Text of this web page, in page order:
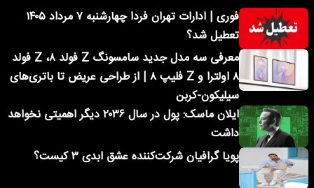
فوری | ادارات تهران فردا چهارشنبه ۷ مرداد ۱۴۰۵
تعطیل شد؟
معرفی سه مدل جدید سامسونگ Z فولد ۸، Z فولد
۸ اولترا و Z فلیپ ۸ | از طراحی عریض تا باتری‌های
سیلیکون-کربن
ایلان ماسک: پول در سال ۲۰۳۶ دیگر اهمیتی نخواهد
داشت
پویا گرافیان شرکت‌کننده عشق ابدی ۳ کیست؟